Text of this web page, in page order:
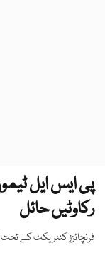
پی ایس ایل
رکاوٹیں حائل
فرنچائزز کنٹریکٹ کے تحت 2025میں 10ویں ایڈیشن تک اضافہ نہیں کیا جاسکتا